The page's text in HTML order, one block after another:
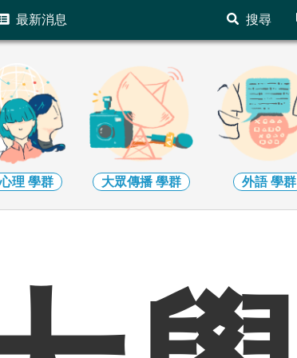
最新消息 搜尋
理 學群 大眾傳播 學群 外語學群